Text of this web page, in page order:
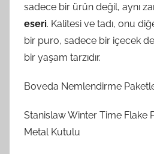
sadece bir ürün değil, aynı
eseri. Kalitesi ve tadı, onu
bir puro, sadece bir içecek
bir yaşam tarzıdır.
Boveda Nemlendirme
Stanislaw Winter Time Flake
Metal Kutulu